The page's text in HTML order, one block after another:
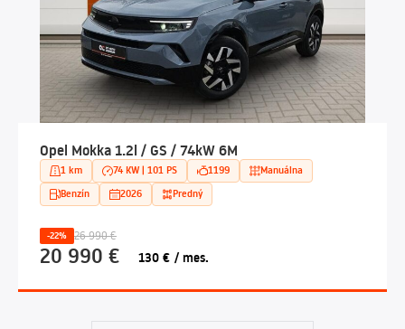
Opel Mokka 1.2l / GS / 74kW 6M
1 km 74 KW | 101 PS 1199
Manuálna
Benzín
2026 Predný
-22% 26 990 €
20 990 € 130 € / mes.